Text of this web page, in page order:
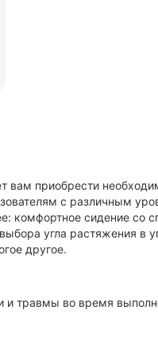
вам приобрести
с различным
комфортное сидение со
угла растяжения в
другое.
травмы во время